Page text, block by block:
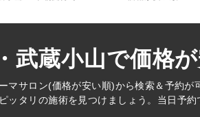
武蔵小山で価格
マサロン(価格が安い順)から検索＆予約が
ッタリの施術を見つけましょう。当日予約